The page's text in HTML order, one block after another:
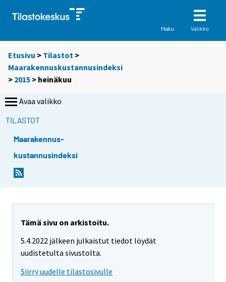
Haku Valikko
Etusivu > Tilastot >
Maarakennuskustannusindeksi
> 2015 > heinäkuu
Avaa valikko
TILASTOT
Maarakennus-
kustannusindeksi
Tämä sivu on arkistoitu.
5.4.2022 jälkeen julkaistut tiedot löydät
uudistetulta sivustolta.
Siirry uudelle tilastosivulle